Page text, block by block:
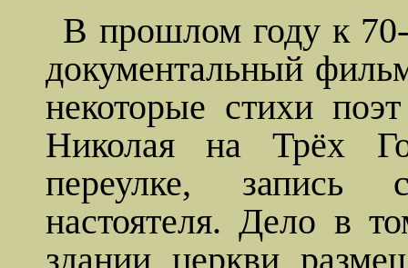
В прошлом году к
документальный
некоторые стихи
Николая на Трёх
переулке, запись
настоятеля. Дело в
здании церкви